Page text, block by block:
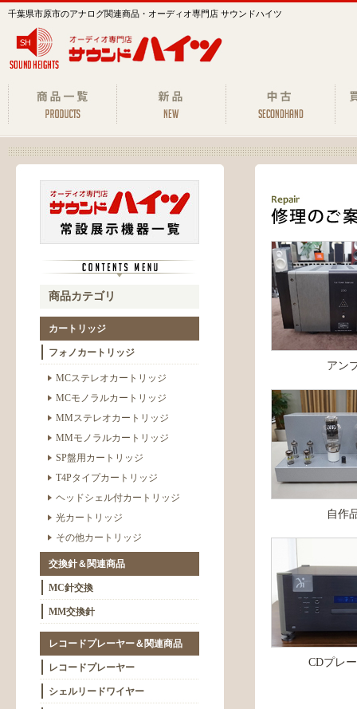
千葉県市原市のアナログ関連商品・オーディオ専門店 サウンドハイツ
アン
自作
CDプレ
商品カテゴリ
カートリッジ
フォノカートリッジ
MCステレオカートリッジ
MCモノラルカートリッジ
MMステレオカートリッジ
MMモノラルカートリッジ
SP盤用カートリッジ
T4Pタイプカートリッジ
ヘッドシェル付カートリッジ
光カートリッジ
その他カートリッジ
交換針＆関連商品
MC針交換
MM交換針
レコードプレーヤー＆関連商品
レコードプレーヤー
シェルリードワイヤー